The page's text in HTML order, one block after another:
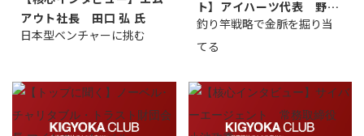
アウト社長 田口 弘 氏
日本型ベンチャーに挑む
ト】アイハーツ代表 野田
憲史
釣り竿戦略で金脈を掘り当
てる